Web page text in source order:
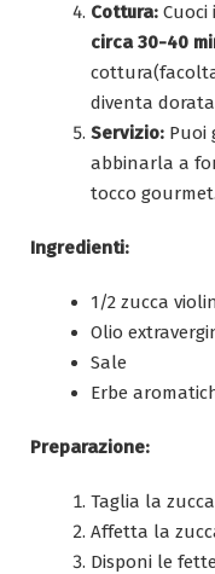
Cottura:
circa 30-40
diventa
Servizio: Puoi
abbinarla a
tocco gourmet.
Ingredienti:
1/2 zucca
Olio
Sale
Erbe
Preparazione:
Taglia la
Affetta la
Disponi le